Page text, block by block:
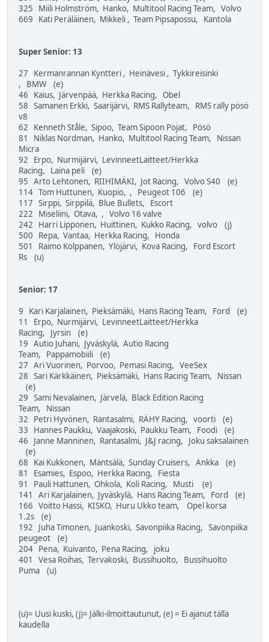
325 Miili Holmström, Hanko, Multitool Racing Team, Volvo
669 Kati Peräläinen, Mikkeli , Team Pipsapossu, Kantola
Super Senior: 13
27 Kermanrannan Kyntteri , Heinävesi , Tykkireisinki
, BMW (e)
46 Kaius, Järvenpää, Herkka Racing, Obel
58 Samanen Erkki, Saarijärvi, RMS Rallyteam, RMS rally pösö
v8
62 Kenneth Ståle, Sipoo, Team Sipoon Pojat, Pösö
81 Niklas Nordman, Hanko, Multitool Racing Team, Nissan
Micra
92 Erpo, Nurmijärvi, LevinneetLaitteet/Herkka
Racing, Laina peli (e)
95 Arto Lehtonen, RIIHIMÄKI, Jot Racing, Volvo S40 (e)
114 Tom Huttunen, Kuopio, , Peugeot 106 (e)
117 Sirppi, Sirppilä, Blue Bullets, Escort
222 Miseliini, Otava, , Volvo 16 valve
242 Harri Lipponen, Huittinen, Kukko Racing, volvo (j)
500 Repa, Vantaa, Herkka Racing, Honda
501 Raimo Kolppanen, Ylöjärvi, Kova Racing, Ford Escort
Rs (u)
Senior: 17
9 Kari Karjalainen, Pieksämäki, Hans Racing Team, Ford (e)
11 Erpo, Nurmijärvi, LevinneetLaitteet/Herkka
Racing, Jyrsin (e)
19 Autio Juhani, Jyväskylä, Autio Racing
Team, Pappamobiili (e)
27 Ari Vuorinen, Porvoo, Pemasi Racing, VeeSex
28 Sari Kärkkäinen, Pieksämäki, Hans Racing Team, Nissan
(e)
29 Sami Nevalainen, Järvelä, Black Edition Racing
Team, Nissan
32 Petri Hyvönen, Rantasalmi, RÄHY Racing, voorti (e)
33 Hannes Paukku, Vaajakoski, Paukku Team, Foodi (e)
46 Janne Manninen, Rantasalmi, J&J racing, Joku saksalainen
(e)
68 Kai Kukkonen, Mäntsälä, Sunday Cruisers, Ankka (e)
81 Esamies, Espoo, Herkka Racing, Fiesta
91 Pauli Hattunen, Ohkola, Koli Racing, Musti (e)
141 Ari Karjalainen, Jyväskylä, Hans Racing Team, Ford (e)
166 Voitto Hassi, KISKO, Huru Ukko team, Opel korsa
1.2s (e)
192 Juha Timonen, Juankoski, Savonpiika Racing, Savonpiika
peugeot (e)
204 Pena, Kuivanto, Pena Racing, joku
401 Vesa Roihas, Tervakoski, Bussihuolto, Bussihuolto
Puma (u)
(u)= Uusi kuski, (j)= Jälki-ilmoittautunut, (e) = Ei ajanut tällä
kaudella